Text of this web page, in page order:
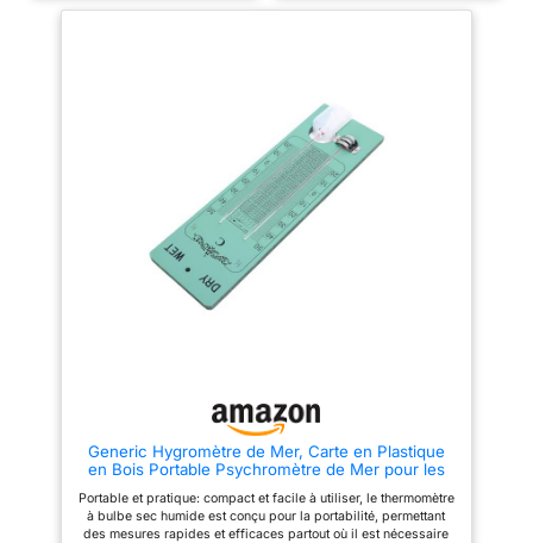
dans des conditions difficiles
comme le spray salin et
l'exposition à l'eau de mer, pour
une utilisation à long terme en
mer. [Conception durable]
Fabriquée à partir de matériaux
composites en plastique en
bois, ce psychromètre est très
la durabilité, ce thermomètre
marin minimise les besoins de
maintenance et réduit les coûts
opérationnels, ce qui en fait un
applications marines.
compacte pour la portabilité,
garantissant des mesures
rapides et efficaces n'importe
où sur le navire. [SOLUTION
RENTABLE] Conçu pour de
faibles coûts de maintenance,
réduisant ainsi les dépenses
Generic Hygromètre de Mer, Carte en Plastique
en Bois Portable Psychromètre de Mer pour les
Portable et pratique: compact et facile à utiliser, le thermomètre
à bulbe sec humide est conçu pour la portabilité, permettant
des mesures rapides et efficaces partout où il est nécessaire